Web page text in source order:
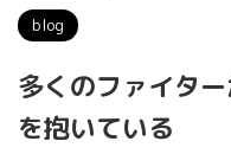
blog
多くのファイタ
を抱いている